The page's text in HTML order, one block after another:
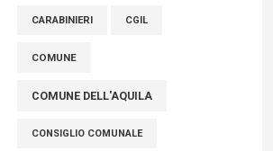
tra cui molti abruzzesi"
06 Agosto 2026
CARABINIERI CGIL
COMUNE
COMUNE DELL'AQUILA
CONSIGLIO COMUNALE